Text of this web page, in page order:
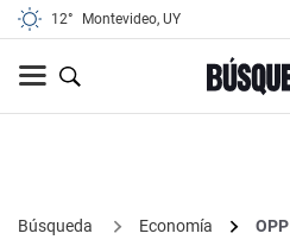
12° Montevideo, UY
Búsqueda Economía
OPP